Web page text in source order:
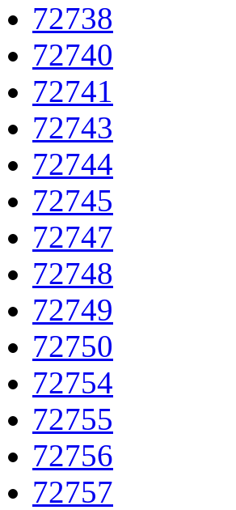
72738
72740
72741
72743
72744
72745
72747
72748
72749
72750
72754
72755
72756
72757